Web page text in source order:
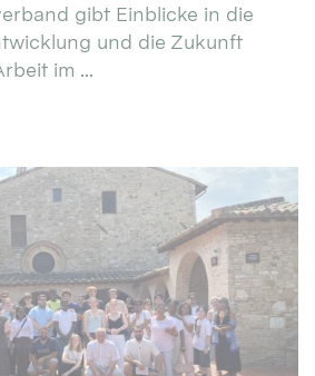
gibt Einblicke in die
und die Zukunft
im ...